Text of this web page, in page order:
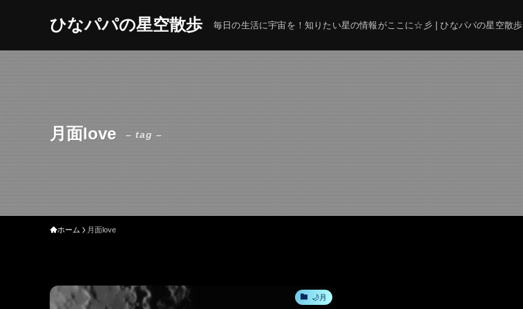
ひなパパの星空散歩 毎日の生活に宇宙を！知りたい星の情報がここに☆彡 | ひなパパの星空散歩
月面love – tag –
ホーム 月面love
🌙月